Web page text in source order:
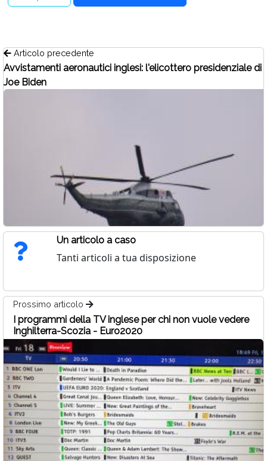
Articolo precedente
Avvistamenti aeronautici inglesi: l'elicottero presidenziale di
Joe Biden
Un articolo a caso
Tanti articoli a tua disposizione
Prossimo articolo
I programmi della TV inglese per chi non vuole vedere
Inghilterra-Scozia - Euro2020